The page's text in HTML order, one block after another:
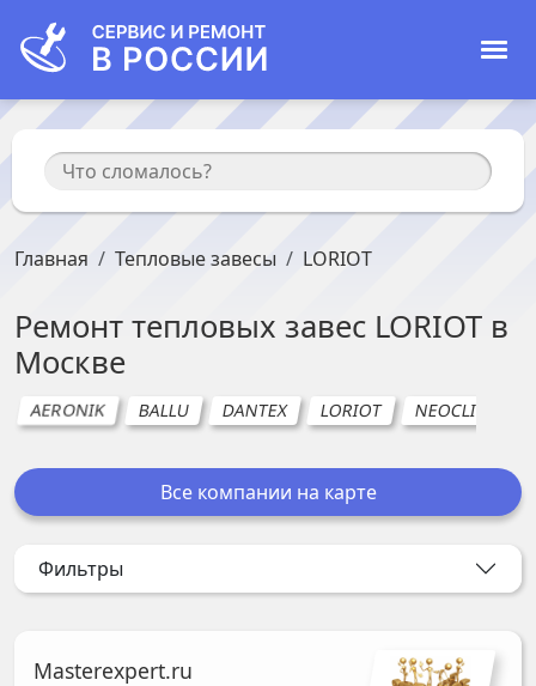
Главная Тепловые завесы LORIOT
Ремонт тепловых завес LORIOT в
Москве
AERONIK BALLU DANTEX LORIOT NEOCLIMA
Все компании на карте
Фильтры
Masterexpert.ru